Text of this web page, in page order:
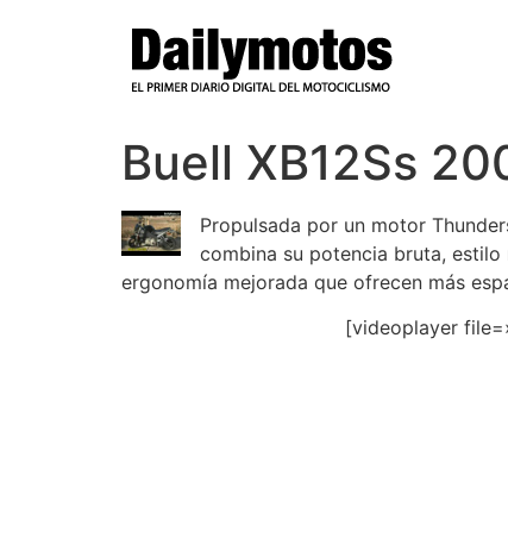
Buell XB12Ss
Propulsada por un motor
combina su potencia bruta,
ergonomía mejorada que ofrecen más
[videoplayer